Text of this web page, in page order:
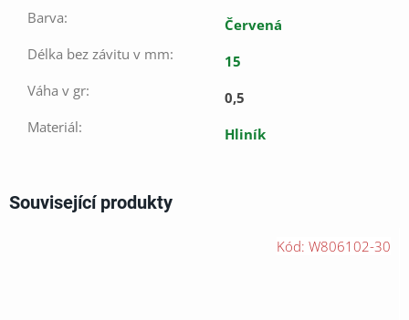
Související produkty
Kód: W806102-30
Barva:
Červená
Délka bez závitu v mm:
15
Váha v gr:
0,5
Materiál: Hliník